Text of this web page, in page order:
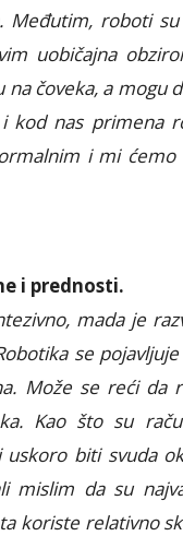
Međutim, roboti
uobičajna
čoveka, a mogu
i kod nas primena
i mi
i prednosti.
mada je
se
Može se reći da
Kao što su
biti svuda
mislim da su
koriste relativno